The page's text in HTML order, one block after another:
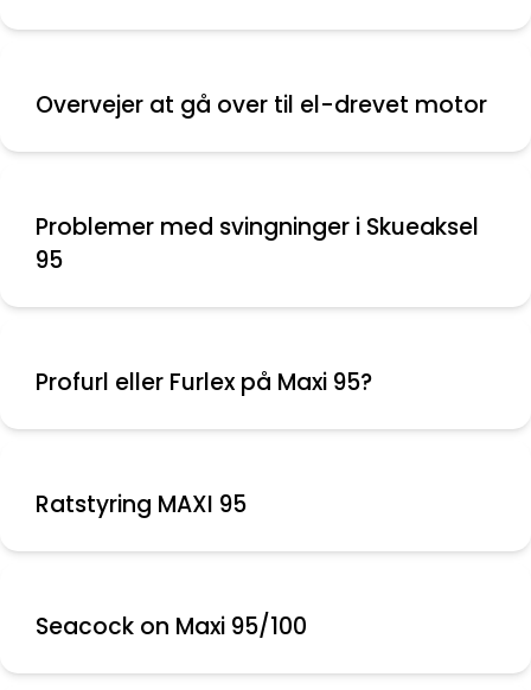
Overvejer at gå over til el-drevet motor
Problemer med svingninger i Skueaksel
95
Profurl eller Furlex på Maxi 95?
Ratstyring MAXI 95
Seacock on Maxi 95/100